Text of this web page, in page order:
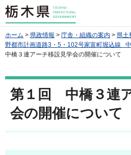
栃木県
ホーム > 県政情報 > 庁舎・組織の案内 > 県土
野都市計画道路3・5・102号家富町堀込線
中橋３連アーチ移設見学会の開催について
第１回 中橋３連
会の開催について